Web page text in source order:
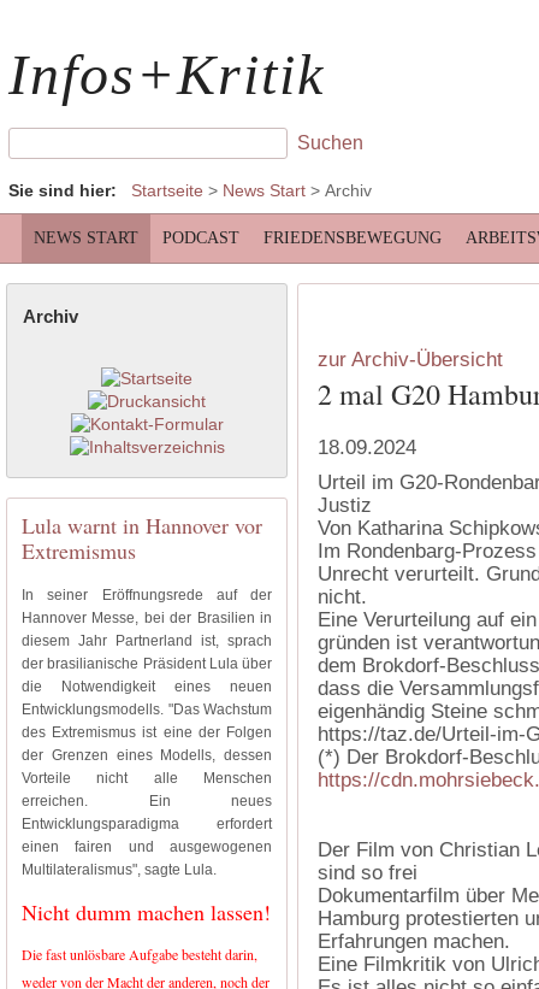
Infos+Kritik
Sie sind hier: Startseite > News Start > Archiv
NEWS START PODCAST FRIEDENSBEWEGUNG
Archiv
Lula warnt in Hannover vor
Extremismus
In seiner Eröffnungsrede auf der
Hannover Messe, bei der Brasilien in
diesem Jahr Partnerland ist, sprach
der brasilianische Präsident Lula über
die Notwendigkeit eines neuen
Entwicklungsmodells. "Das Wachstum
des Extremismus ist eine der Folgen
der Grenzen eines Modells, dessen
Vorteile nicht alle Menschen
erreichen. Ein neues
Entwicklungsparadigma erfordert
einen fairen und ausgewogenen
Multilateralismus", sagte Lula.
Nicht dumm machen lassen!
Die fast unlösbare Aufgabe besteht darin,
weder von der Macht der anderen, noch der
zur Archiv-Übersicht
2 mal G20
18.09.2024
Urteil im G20-
Justiz
Von Katharina
Im Rondenbarg-
Unrecht verurteilt.
nicht.
Eine Verurteilung auf
gründen ist
dem Brokdorf-
dass die
eigenhändig Steine
https://taz.de/Urteil-im-
(*) Der Brokdorf-
https://
Der Film von Christian
sind so frei
Dokumentarfilm über
Hamburg protestierten
Erfahrungen machen.
Eine Filmkritik von